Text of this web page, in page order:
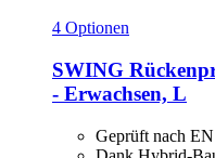
4 Optionen
SWING
-​ Erwachsen, L
Geprüft nach